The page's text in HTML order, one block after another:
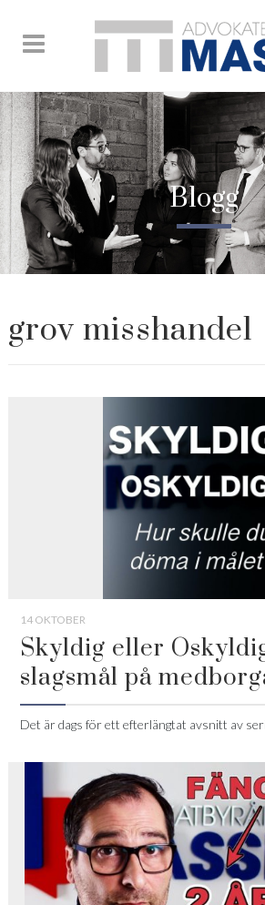
Blogg
grov misshandel
14 OKTOBER
Skyldig eller
slagsmål på
Det är dags för ett efterlängtat avsnitt av